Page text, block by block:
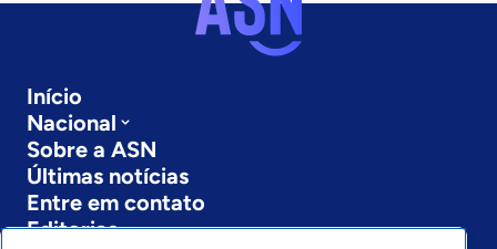
Início
Nacional
Sobre a ASN
Últimas notícias
Entre em contato
Editorias